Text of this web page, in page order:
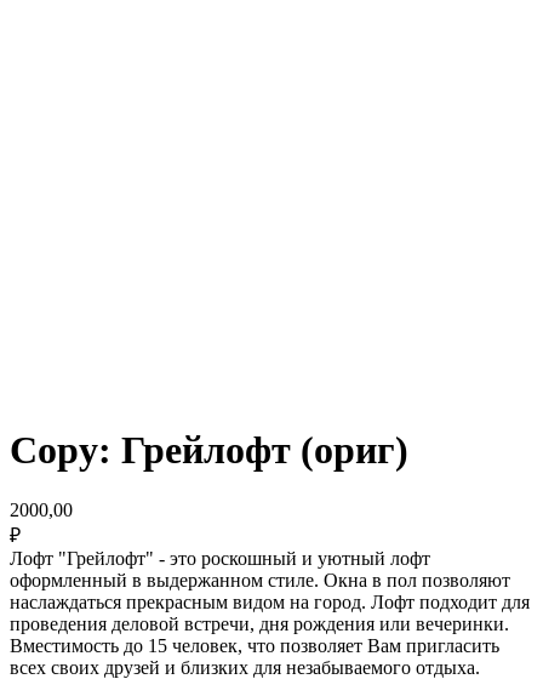
Copy: Грейлофт (ориг)
2000,00
₽
Лофт "Грейлофт" - это роскошный и уютный лофт
оформленный в выдержанном стиле. Окна в пол позволяют
наслаждаться прекрасным видом на город. Лофт подходит для
проведения деловой встречи, дня рождения или вечеринки.
Вместимость до 15 человек, что позволяет Вам пригласить
всех своих друзей и близких для незабываемого отдыха.